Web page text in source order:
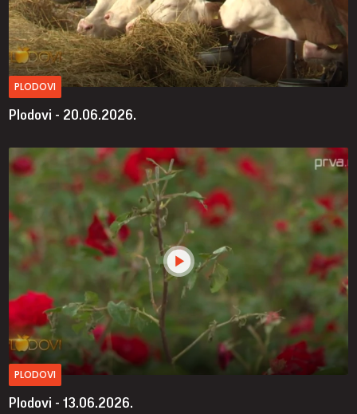
PLODOVI
Plodovi - 20.06.2026.
PLODOVI
Plodovi - 13.06.2026.